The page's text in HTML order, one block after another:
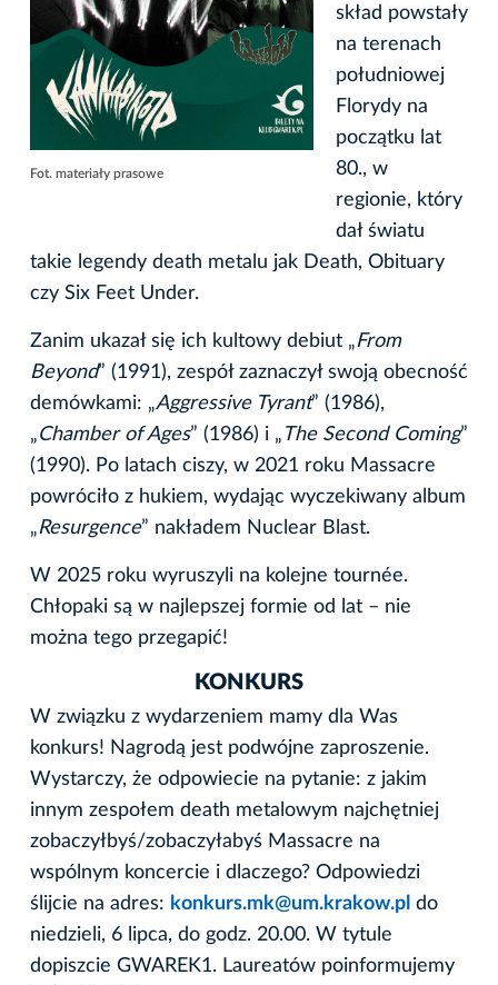
Fot. materiały prasowe
skład powstały
na terenach
południowej
Florydy na
początku lat
80., w
regionie, który
dał światu
takie legendy death metalu jak Death, Obituary
czy Six Feet Under.
Zanim ukazał się ich kultowy debiut „From
Beyond” (1991), zespół zaznaczył swoją obecność
demówkami: „Aggressive Tyrant” (1986),
„Chamber of Ages” (1986) i „ The Second Coming”
(1990). Po latach ciszy, w 2021 roku Massacre
powróciło z hukiem, wydając wyczekiwany album
„Resurgence” nakładem Nuclear Blast.
W 2025 roku wyruszyli na kolejne tournée.
Chłopaki są w najlepszej formie od lat – nie
można tego przegapić!
KONKURS
W związku z wydarzeniem mamy dla Was
konkurs! Nagrodą jest podwójne zaproszenie.
Wystarczy, że odpowiecie na pytanie: z jakim
innym zespołem death metalowym najchętniej
zobaczyłbyś/zobaczyłabyś Massacre na
wspólnym koncercie i dlaczego? Odpowiedzi
ślijcie na adres: konkurs.mk@um.krakow.pl do
niedzieli, 6 lipca, do godz. 20.00. W tytule
dopiszcie GWAREK1. Laureatów poinformujemy